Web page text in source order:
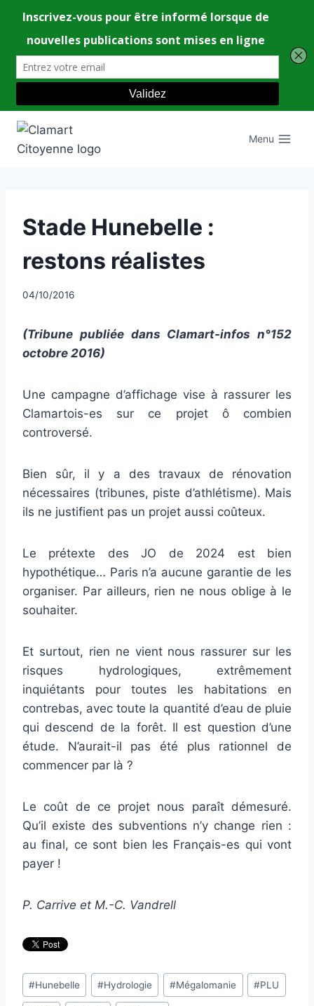
Aller
contenu
Menu
UNCATEGORIZED
Stade Hunebelle :
restons réalistes
Par
04/10/2016
(Tribune publiée dans Clamart-infos n°152
octobre 2016)
Une campagne d’affichage vise à rassurer les
Clamartois-es sur ce projet ô combien
controversé.
Bien sûr, il y a des travaux de rénovation
nécessaires (tribunes, piste d’athlétisme). Mais
ils ne justifient pas un projet aussi coûteux.
Le prétexte des JO de 2024 est bien
hypothétique… Paris n’a aucune garantie de les
organiser. Par ailleurs, rien ne nous oblige à le
souhaiter.
Et surtout, rien ne vient nous rassurer sur les
risques hydrologiques, extrêmement
inquiétants pour toutes les habitations en
contrebas, avec toute la quantité d’eau de pluie
qui descend de la forêt. Il est question d’une
étude. N’aurait-il pas été plus rationnel de
commencer par là ?
Le coût de ce projet nous paraît démesuré.
Qu’il existe des subventions n’y change rien :
au final, ce sont bien les Français-es qui vont
payer !
P. Carrive et M.-C. Vandrell
Étiquettes
de
#Hunebelle #Hydrologie #Mégalomanie #PLU